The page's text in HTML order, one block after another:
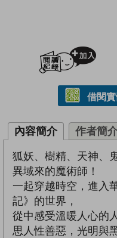
借閱
內容簡介 作者簡
狐妖、樹精、天神、
異域來的魔術師！
一起穿越時空，進
記》的世界，
從中感受溫暖人心的
思人性善惡，光明與